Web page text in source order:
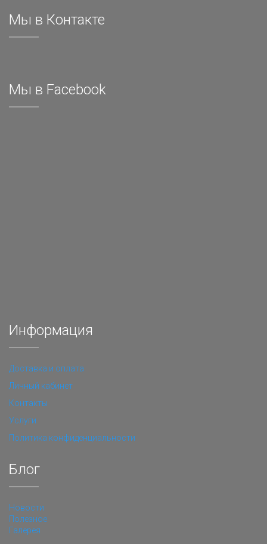
Мы в Контакте
Мы в Facebook
Информация
Доставка и оплата
Личный кабинет
Контакты
Услуги
Политика конфиденциальности
Блог
Новости
Полезное
Галерея